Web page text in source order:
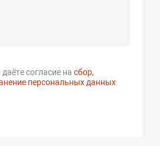
согласие насбор,
персональных данных